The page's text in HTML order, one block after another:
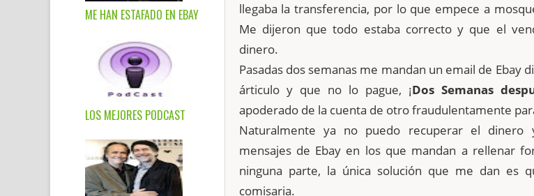
ME HAN ESTAFADO EN EBAY
LOS MEJORES PODCAST
llegaba la transferencia, por lo que empece a
Me dijeron que todo estaba correcto y que el
dinero.
Pasadas dos semanas me mandan un email de Ebay
árticulo y que no lo pague, ¡Dos Semanas
apoderado de la cuenta de otro fraudulentamente
Naturalmente ya no puedo recuperar el dinero
mensajes de Ebay en los que mandan a rellenar
ninguna parte, la única solución que me dan es
comisaria.